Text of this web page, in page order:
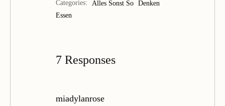
Categories: Alles Sonst So Denken
Essen
7 Responses
miadylanrose